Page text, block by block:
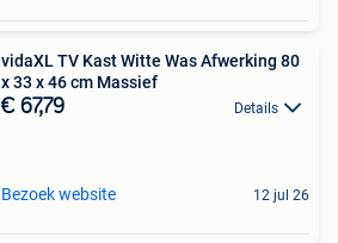
vidaXL TV Kast Witte Was Afwerking 80
x 33 x 46 cm Massief
€ 67,79 Details
Bezoek website 12 jul 26